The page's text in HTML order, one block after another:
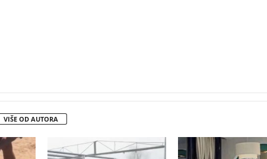
VIŠE OD AUTORA